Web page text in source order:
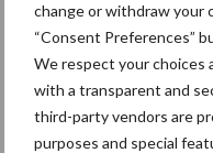
change or withdraw your
“Consent Preferences”
We respect your choices
with a transparent and
third-party vendors are
purposes and special
Tien